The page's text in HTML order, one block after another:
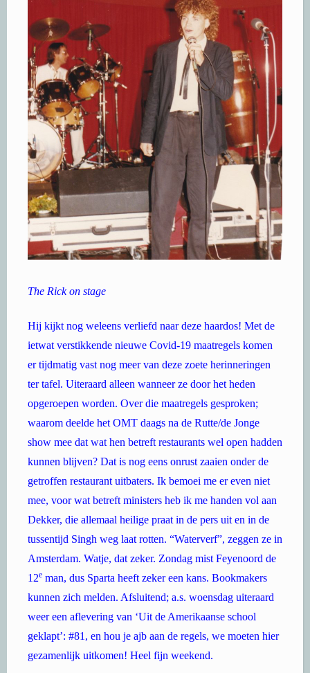
The Rick on stage
Hij kijkt nog weleens verliefd naar deze haardos! Met de
ietwat verstikkende nieuwe Covid-19 maatregels komen
er tijdmatig vast nog meer van deze zoete herinneringen
ter tafel. Uiteraard alleen wanneer ze door het heden
opgeroepen worden. Over die maatregels gesproken;
waarom deelde het OMT daags na de Rutte/de Jonge
show mee dat wat hen betreft restaurants wel open hadden
kunnen blijven? Dat is nog eens onrust zaaien onder de
getroffen restaurant uitbaters. Ik bemoei me er even niet
mee, voor wat betreft ministers heb ik me handen vol aan
Dekker, die allemaal heilige praat in de pers uit en in de
tussentijd Singh weg laat rotten. “Waterverf”, zeggen ze in
Amsterdam. Watje, dat zeker. Zondag mist Feyenoord de
12e man, dus Sparta heeft zeker een kans. Bookmakers
kunnen zich melden. Afsluitend; a.s. woensdag uiteraard
weer een aflevering van ‘Uit de Amerikaanse school
geklapt’: #81, en hou je ajb aan de regels, we moeten hier
gezamenlijk uitkomen! Heel fijn weekend.